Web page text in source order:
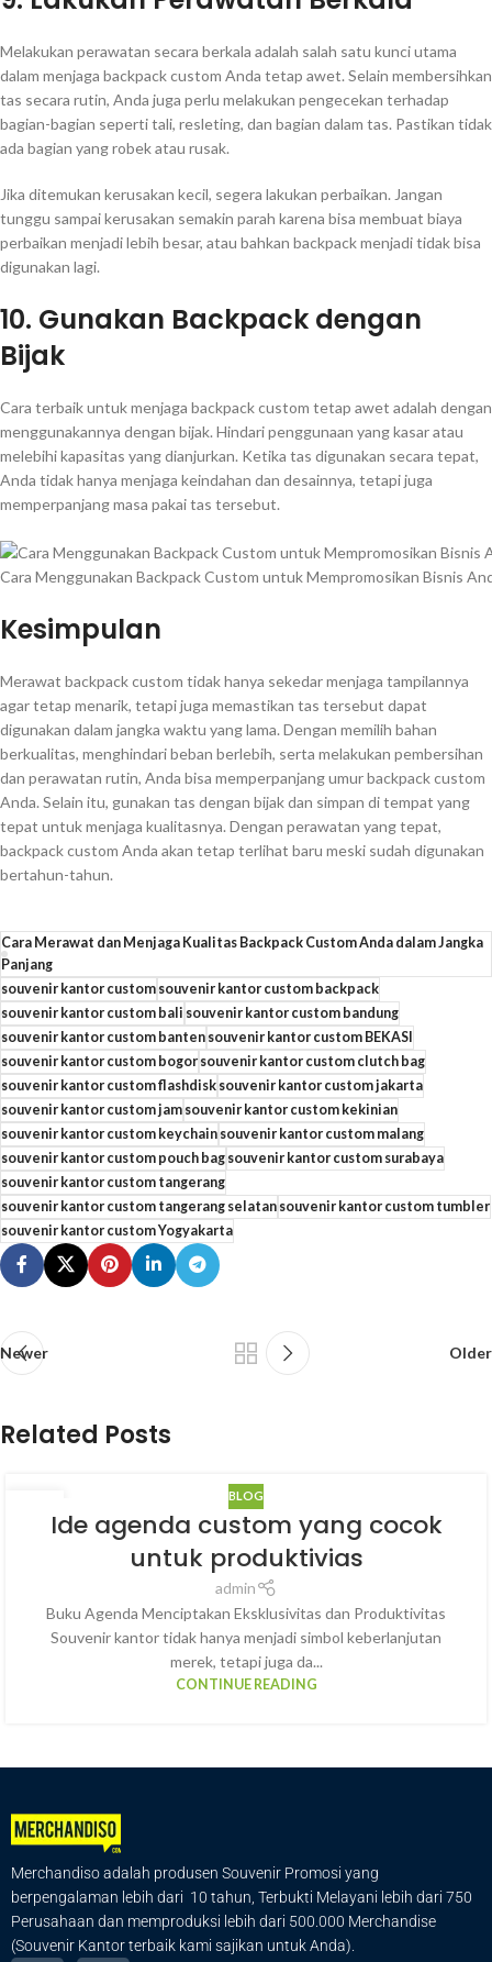
Melakukan perawatan secara berkala adalah salah satu kunci utama
dalam menjaga backpack custom Anda tetap awet. Selain membersihkan
tas secara rutin, Anda juga perlu melakukan pengecekan terhadap
bagian-bagian seperti tali, resleting, dan bagian dalam tas. Pastikan tidak
ada bagian yang robek atau rusak.
Jika ditemukan kerusakan kecil, segera lakukan perbaikan. Jangan
tunggu sampai kerusakan semakin parah karena bisa membuat biaya
perbaikan menjadi lebih besar, atau bahkan backpack menjadi tidak bisa
digunakan lagi.
10. Gunakan Backpack dengan
Bijak
Cara terbaik untuk menjaga backpack custom tetap awet adalah dengan
menggunakannya dengan bijak. Hindari penggunaan yang kasar atau
melebihi kapasitas yang dianjurkan. Ketika tas digunakan secara tepat,
Anda tidak hanya menjaga keindahan dan desainnya, tetapi juga
memperpanjang masa pakai tas tersebut.
Cara Menggunakan Backpack Custom untuk Mempromosikan Bisnis
Kesimpulan
Merawat backpack custom tidak hanya sekedar menjaga tampilannya
agar tetap menarik, tetapi juga memastikan tas tersebut dapat
digunakan dalam jangka waktu yang lama. Dengan memilih bahan
berkualitas, menghindari beban berlebih, serta melakukan pembersihan
dan perawatan rutin, Anda bisa memperpanjang umur backpack custom
Anda. Selain itu, gunakan tas dengan bijak dan simpan di tempat yang
tepat untuk menjaga kualitasnya. Dengan perawatan yang tepat,
backpack custom Anda akan tetap terlihat baru meski sudah digunakan
bertahun-tahun.
Cara Merawat dan Menjaga Kualitas Backpack Custom Anda dalam Jangka
Panjang
souvenir kantor customsouvenir kantor custom backpack
souvenir kantor custom bali souvenir kantor custom bandung
souvenir kantor custom bantensouvenir kantor custom BEKASI
souvenir kantor custom bogorsouvenir kantor custom clutch bag
souvenir kantor custom flashdisksouvenir kantor custom jakarta
souvenir kantor custom jamsouvenir kantor custom kekinian
souvenir kantor custom keychainsouvenir kantor custom malang
souvenir kantor custom pouch bagsouvenir kantor custom surabaya
souvenir kantor custom tangerang
souvenir kantor custom tangerang selatan souvenir kantor custom tumbler
souvenir kantor custom Yogyakarta
Newer Older
Related Posts
BLOG
Ide agenda custom yang cocok
untuk produktivias
admin
Buku Agenda Menciptakan Eksklusivitas dan Produktivitas
Souvenir kantor tidak hanya menjadi simbol keberlanjutan
merek, tetapi juga da...
CONTINUE READING
Merchandiso adalah produsen Souvenir Promosi yang
berpengalaman lebih dari 10 tahun, Terbukti Melayani lebih dari 750
Perusahaan dan memproduksi lebih dari 500.000 Merchandise
(Souvenir Kantor terbaik kami sajikan untuk Anda).